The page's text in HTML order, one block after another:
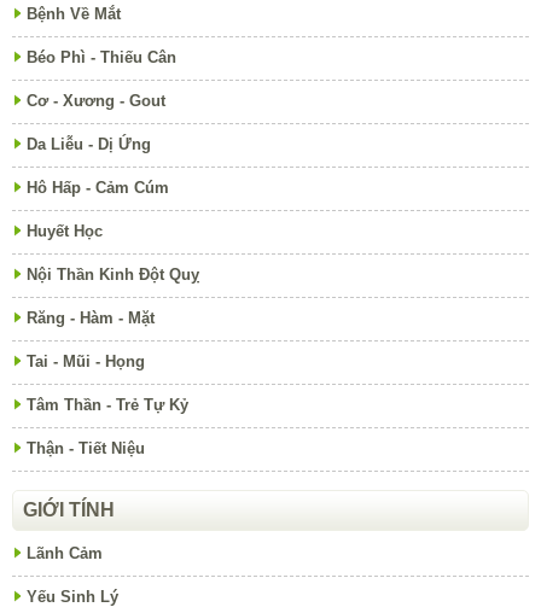
Bệnh Về Mắt
Béo Phì - Thiếu Cân
Cơ - Xương - Gout
Da Liễu - Dị Ứng
Hô Hấp - Cảm Cúm
Huyết Học
Nội Thần Kinh Đột Quỵ
Răng - Hàm - Mặt
Tai - Mũi - Họng
Tâm Thần - Trẻ Tự Kỷ
Thận - Tiết Niệu
GIỚI TÍNH
Lãnh Cảm
Yếu Sinh Lý